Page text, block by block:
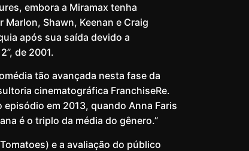
embora a Miramax tenha
Shawn, Keenan e Craig
após sua saída devido a
de 2001.
tão avançada nesta fase da
cinematográfica FranchiseRe.
em 2013, quando Anna Faris
é o triplo da média do gênero.”
e a avaliação do público